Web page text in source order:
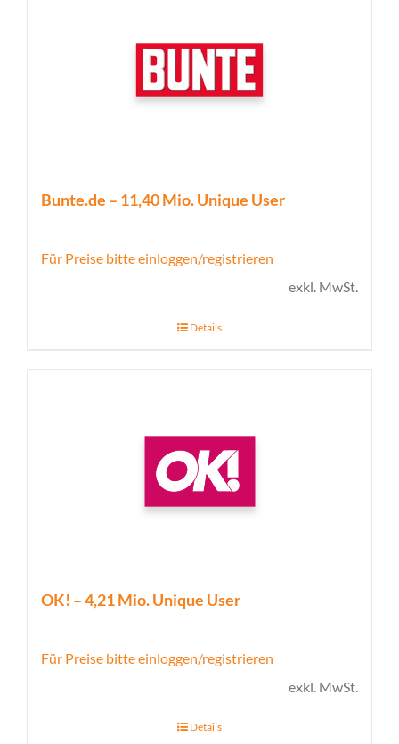
Bunte.de – 11,40 Mio. Unique User
Für Preise bitte einloggen/registrieren
exkl. MwSt.
Details
OK! – 4,21 Mio. Unique User
Für Preise bitte einloggen/registrieren
exkl. MwSt.
Details